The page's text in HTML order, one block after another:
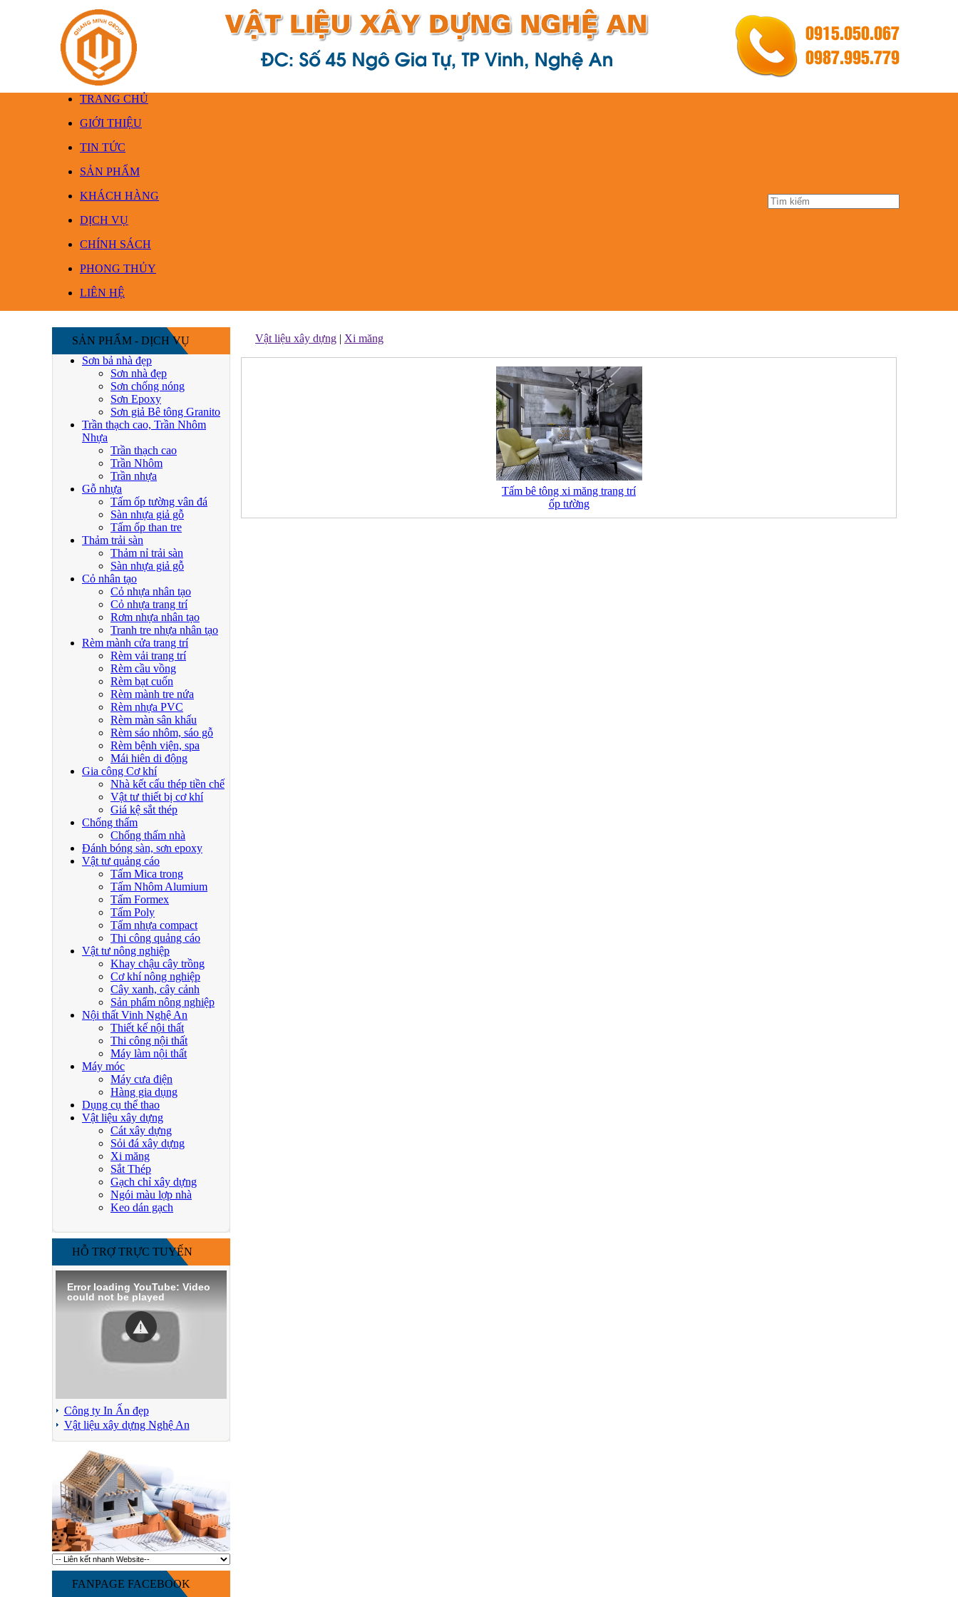
TRANG CHỦ
GIỚI THIỆU
TIN TỨC
SẢN PHẨM
KHÁCH HÀNG
DỊCH VỤ
CHÍNH SÁCH
PHONG THỦY
LIÊN HỆ
SẢN PHẨM - DỊCH VỤ
Sơn bả nhà đẹp
Sơn nhà đẹp
Sơn chống nóng
Sơn Epoxy
Sơn giả Bê tông Granito
Trần thạch cao, Trần Nhôm
Nhựa
Trần thạch cao
Trần Nhôm
Trần nhựa
Gỗ nhựa
Tấm ốp tường vân đá
Sàn nhựa giả gỗ
Tấm ốp than tre
Thảm trải sàn
Thảm nỉ trải sàn
Sàn nhựa giả gỗ
Cỏ nhân tạo
Cỏ nhựa nhân tạo
Cỏ nhựa trang trí
Rơm nhựa nhân tạo
Tranh tre nhựa nhân tạo
Rèm mành cửa trang trí
Rèm vải trang trí
Rèm cầu vồng
Rèm bạt cuốn
Rèm mành tre nứa
Rèm nhựa PVC
Rèm màn sân khấu
Rèm sáo nhôm, sáo gỗ
Rèm bệnh viện, spa
Mái hiên di động
Gia công Cơ khí
Nhà kết cấu thép tiền chế
Vật tư thiết bị cơ khí
Giá kệ sắt thép
Chống thấm
Chống thấm nhà
Đánh bóng sàn, sơn epoxy
Vật tư quảng cáo
Tấm Mica trong
Tấm Nhôm Alumium
Tấm Formex
Tấm Poly
Tấm nhựa compact
Thi công quảng cáo
Vật tư nông nghiệp
Khay chậu cây trồng
Cơ khí nông nghiệp
Cây xanh, cây cảnh
Sản phẩm nông nghiệp
Nội thất Vinh Nghệ An
Thiết kế nội thất
Thi công nội thất
Máy làm nội thất
Máy móc
Máy cưa điện
Hàng gia dụng
Dụng cụ thể thao
Vật liệu xây dựng
Cát xây dựng
Sỏi đá xây dựng
Xi măng
Sắt Thép
Gạch chỉ xây dựng
Ngói màu lợp nhà
Keo dán gạch
HỖ TRỢ TRỰC TUYẾN
Error loading YouTube: Video
could not be played
Công ty In Ấn đẹp
Vật liệu xây dựng Nghệ An
FANPAGE FACEBOOK
Vật liệu xây dựng | Xi măng
Tấm bê tông xi măng trang trí
ốp tường